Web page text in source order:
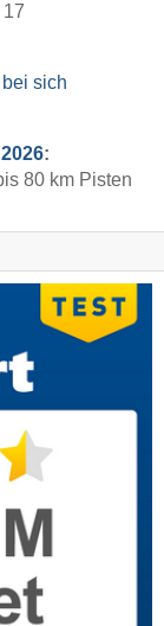
17
sich
:
80 km Pisten